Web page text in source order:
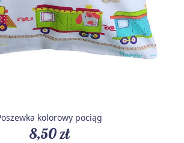
kolorowy pociąg
8,50 zł